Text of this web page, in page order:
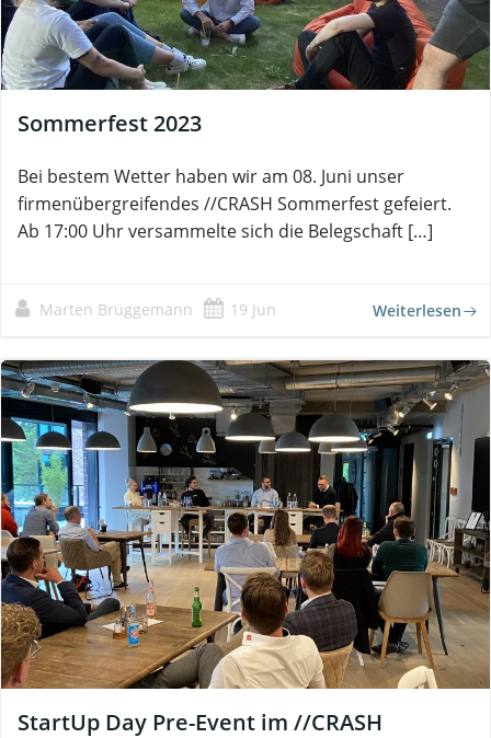
Sommerfest 2023
Bei bestem Wetter haben wir am 08. Juni unser
firmenübergreifendes //CRASH Sommerfest gefeiert.
Ab 17:00 Uhr versammelte sich die Belegschaft […]
Marten Brüggemann 19 Jun Weiterlesen
StartUp Day Pre-Event im //CRASH